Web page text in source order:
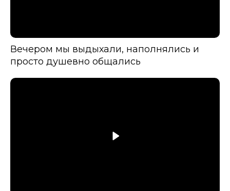
Вечером мы выдыхали, наполнялись и
просто душевно общались